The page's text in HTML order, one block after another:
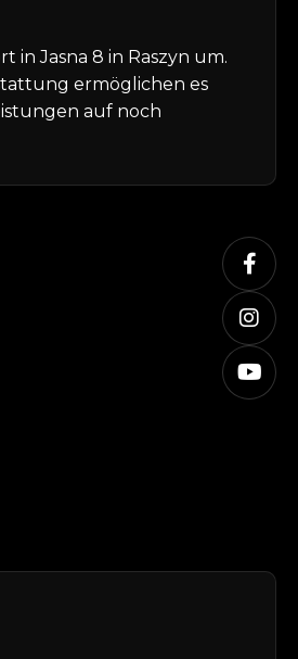
in Jasna 8 in Raszyn um.
ermöglichen es
auf noch